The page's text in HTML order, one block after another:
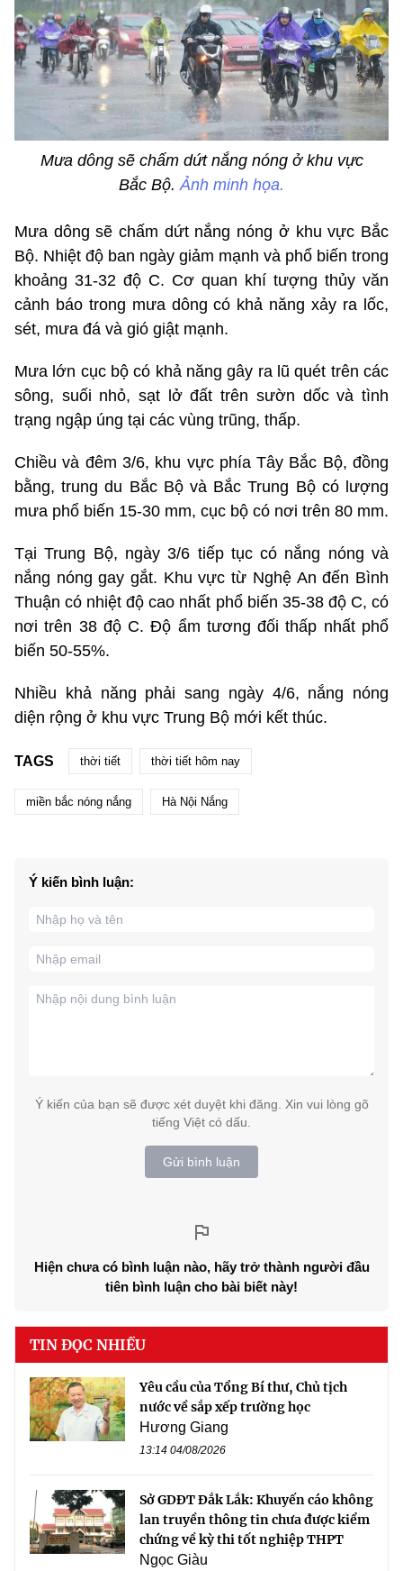
Mưa dông sẽ chấm dứt nắng nóng ở khu vực
Bắc Bộ.Ảnh minh họa.
Mưa dông sẽ chấm dứt nắng nóng ở khu vực Bắc
Bộ. Nhiệt độ ban ngày giảm mạnh và phổ biến trong
khoảng 31-32 độ C. Cơ quan khí tượng thủy văn
cảnh báo trong mưa dông có khả năng xảy ra lốc,
sét, mưa đá và gió giật mạnh.
Mưa lớn cục bộ có khả năng gây ra lũ quét trên các
sông, suối nhỏ, sạt lở đất trên sườn dốc và tình
trạng ngập úng tại các vùng trũng, thấp.
Chiều và đêm 3/6, khu vực phía Tây Bắc Bộ, đồng
bằng, trung du Bắc Bộ và Bắc Trung Bộ có lượng
mưa phổ biến 15-30 mm, cục bộ có nơi trên 80 mm.
Tại Trung Bộ, ngày 3/6 tiếp tục có nắng nóng và
nắng nóng gay gắt. Khu vực từ Nghệ An đến Bình
Thuận có nhiệt độ cao nhất phổ biến 35-38 độ C, có
nơi trên 38 độ C. Độ ẩm tương đối thấp nhất phổ
biến 50-55%.
Nhiều khả năng phải sang ngày 4/6, nắng nóng
diện rộng ở khu vực Trung Bộ mới kết thúc.
TAGS thời tiết thời tiết hôm nay
miền bắc nóng nắng Hà Nội Nắng
Ý kiến bình luận:
Ý kiến của bạn sẽ được xét duyệt khi đăng. Xin vui lòng gõ
tiếng Việt có dấu.
Gửi bình luận
Hiện chưa có bình luận nào, hãy trở thành người đầu
tiên bình luận cho bài biết này!
TIN ĐỌC NHIỀU
Yêu cầu của Tổng Bí thư, Chủ tịch
nước về sắp xếp trường học
Hương Giang
13:14 04/08/2026
Sở GDĐT Đắk Lắk: Khuyến cáo không
lan truyền thông tin chưa được kiểm
chứng về kỳ thi tốt nghiệp THPT
Ngọc Giàu